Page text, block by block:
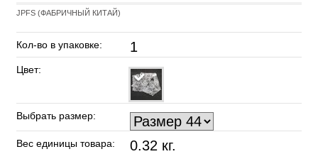
JPFS (ФАБРИЧНЫЙ КИТАЙ)
Кол-во в упаковке: 1
Цвет:
Выбрать размер:
Вес единицы товара: 0.32 кг.